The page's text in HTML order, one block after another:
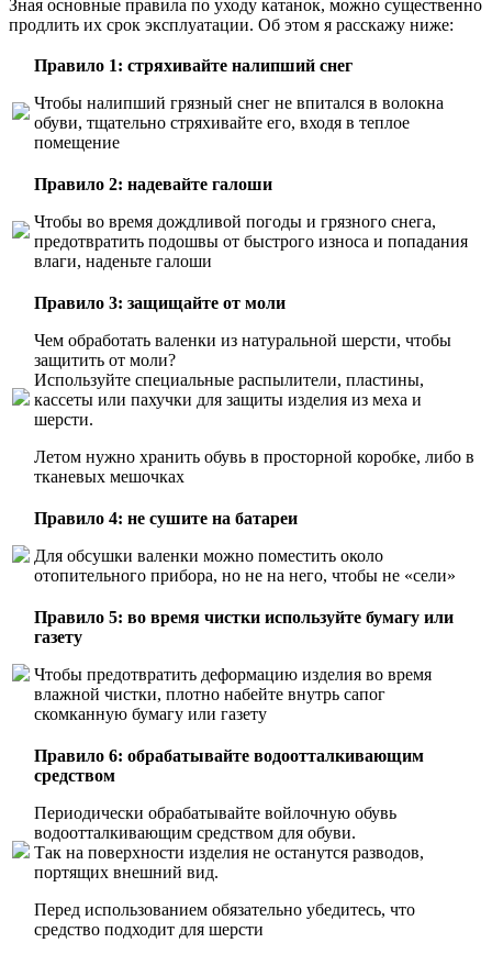
Зная основные правила по уходу катанок, можно существенно
продлить их срок эксплуатации. Об этом я расскажу ниже:
Правило 1: стряхивайте налипший снег
Чтобы налипший грязный снег не впитался в волокна
обуви, тщательно стряхивайте его, входя в теплое
помещение
Правило 2: надевайте галоши
Чтобы во время дождливой погоды и грязного снега,
предотвратить подошвы от быстрого износа и попадания
влаги, наденьте галоши
Правило 3: защищайте от моли
Чем обработать валенки из натуральной шерсти, чтобы
защитить от моли?
Используйте специальные распылители, пластины,
кассеты или пахучки для защиты изделия из меха и
шерсти.
Летом нужно хранить обувь в просторной коробке, либо в
тканевых мешочках
Правило 4: не сушите на батареи
Для обсушки валенки можно поместить около
отопительного прибора, но не на него, чтобы не «сели»
Правило 5: во время чистки используйте бумагу или
газету
Чтобы предотвратить деформацию изделия во время
влажной чистки, плотно набейте внутрь сапог
скомканную бумагу или газету
Правило 6: обрабатывайте водоотталкивающим
средством
Периодически обрабатывайте войлочную обувь
водоотталкивающим средством для обуви.
Так на поверхности изделия не останутся разводов,
портящих внешний вид.
Перед использованием обязательно убедитесь, что
средство подходит для шерсти